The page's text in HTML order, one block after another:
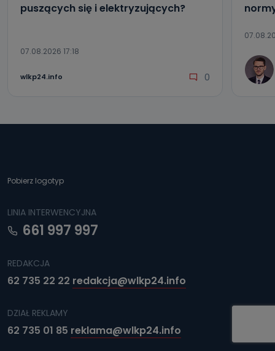
puszących się i elektryzujących?
07.08.2026 17:18
wlkp24.info 0
Pobierz logotyp
LINIA INTERWENCYJNA
661 997 997
REDAKCJA
62 735 22 22 redakcja@wlkp24.info
DZIAŁ REKLAMY
62 735 01 85 reklama@wlkp24.info